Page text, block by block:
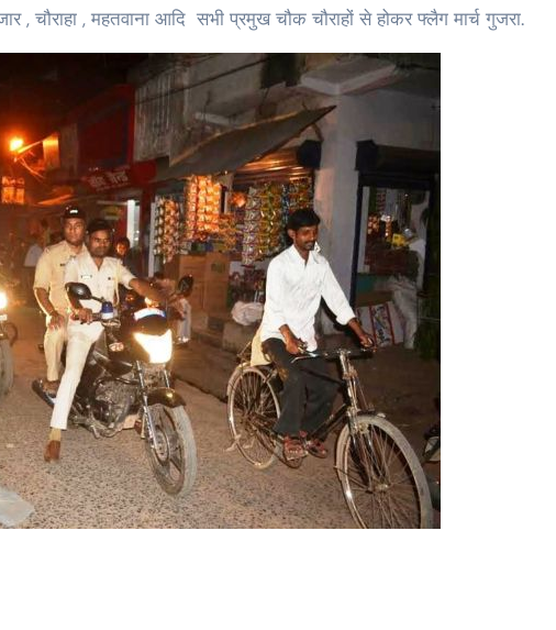
, चौराहा , महतवाना आदि सभी प्रमुख चौक चौराहों से होकर फ्लैग मार्च गुजरा.